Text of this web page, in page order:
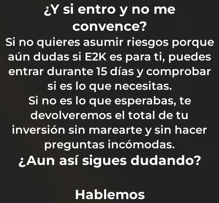
¿Y si entro y no me
convence?
Si no quieres asumir riesgos porque
aún dudas si E2K es para ti, puedes
entrar durante 15 días y comprobar
si es lo que necesitas.
Si no es lo que esperabas, te
devolveremos el total de tu
inversión sin marearte y sin hacer
preguntas incómodas.
¿Aun así sigues dudando?
​Hablemos